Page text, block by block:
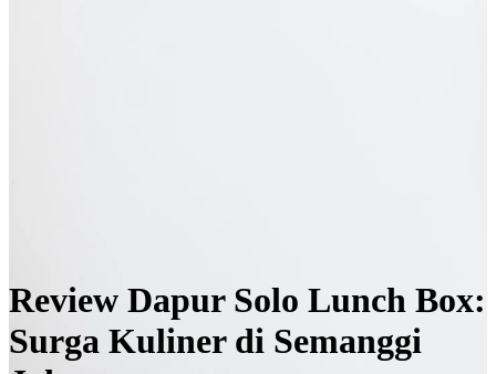
Review Dapur Solo Lunch Box:
Surga Kuliner di Semanggi